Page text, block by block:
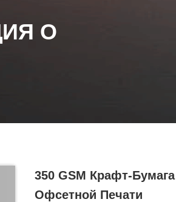
О
350 GSM Крафт-
Офсетной Печати